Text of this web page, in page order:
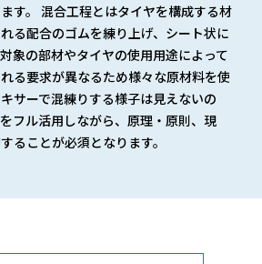
す。 混合工程とはタイヤを構成する材
る配合のゴムを練り上げ、シート状に
象の部材やタイヤの使用用途によって
る要求が異なるため様々な原材料を使
サーで混練りする様子は見えないの
フル活用しながら、原理・原則、現
ることが必須となります。